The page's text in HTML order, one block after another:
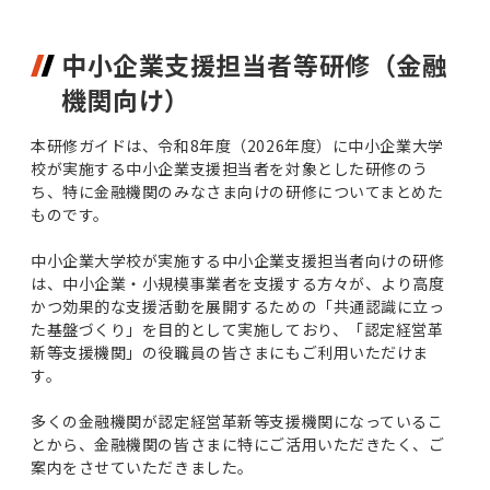
中小企業支援担当者等研修（金融
機関向け）
本研修ガイドは、令和8年度（2026年度）に中小企業大学
校が実施する中小企業支援担当者を対象とした研修のう
ち、特に金融機関のみなさま向けの研修についてまとめた
ものです。
中小企業大学校が実施する中小企業支援担当者向けの研修
は、中小企業・小規模事業者を支援する方々が、より高度
かつ効果的な支援活動を展開するための「共通認識に立っ
た基盤づくり」を目的として実施しており、「認定経営革
新等支援機関」の役職員の皆さまにもご利用いただけま
す。
多くの金融機関が認定経営革新等支援機関になっているこ
とから、金融機関の皆さまに特にご活用いただきたく、ご
案内をさせていただきました。